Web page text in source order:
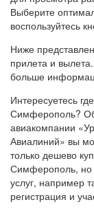
Выберите
воспользуйтесь
Ниже
прилета и
больше
Интересуетесь
Симферополь?
авиакомпании
Авиалиний» вы
только дешево
Симферополь, но
услуг, например
регистрация и